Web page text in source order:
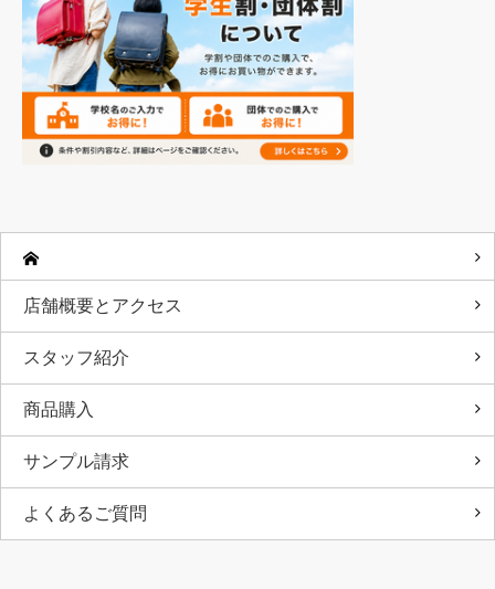
店舗概要とアクセス
スタッフ紹介
商品購入
サンプル請求
よくあるご質問